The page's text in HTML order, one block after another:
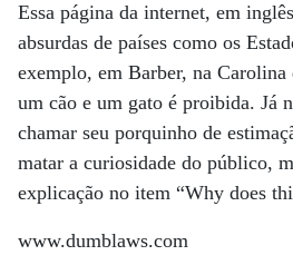
Essa página da internet, em
absurdas de países como os
exemplo, em Barber, na
um cão e um gato é proibida. Já
chamar seu porquinho de
matar a curiosidade do público,
explicação no item “Why does
www.dumblaws.com